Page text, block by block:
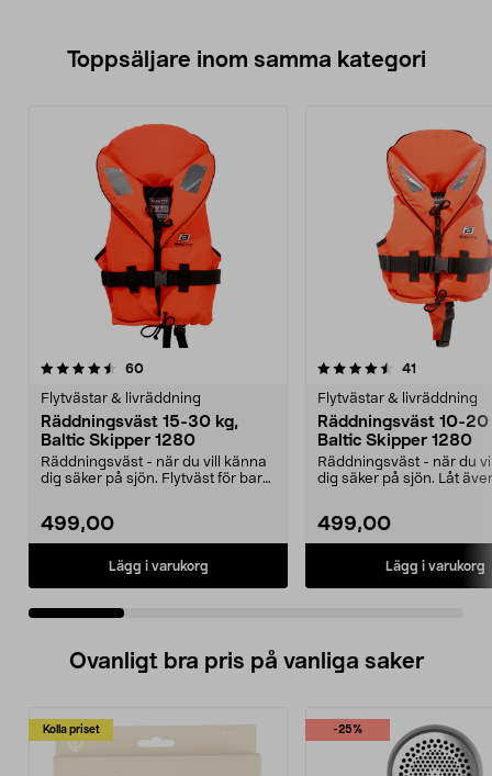
Toppsäljare inom samma kategori
60recensioner
Flytvästar & livräddning
Räddningsväst 15-30 kg,
Baltic Skipper 1280
Räddningsväst - när du vill känna
dig säker på sjön. Flytväst för barn
499,00
Lägg i varukorg
4.5 av 5 stjärnor 41
Flytvästar & livräddning
Räddningsväst 10-20
Baltic Skipper 1280
Räddningsväst - när du
dig säker på sjön. Låt
499,00
Lägg i varukorg
4.5 av 5 stjärnor
Ovanligt bra pris på vanliga saker
Kolla priset -25%